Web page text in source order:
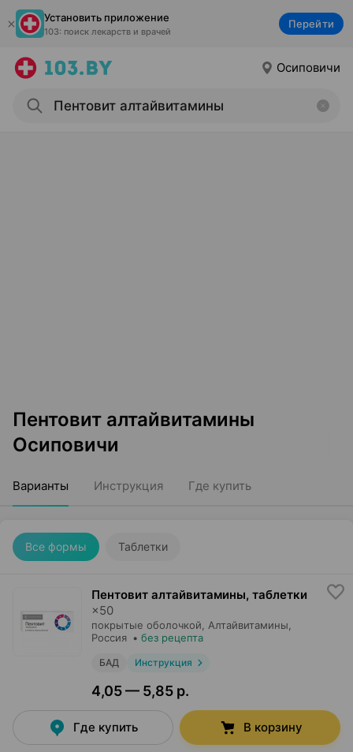
Установить приложение
103: поиск лекарств и врачей
Перейти
Осиповичи
Пентовит алтайвитамины
Осиповичи
Варианты Инструкция Где купить
Все формы Таблетки
Пентовит алтайвитамины, таблетки
×50
покрытые оболочкой, Алтайвитамины
Россия • без рецепта
БАД Инструкция
4,05 — 5,85 р.
Где купить В корзину